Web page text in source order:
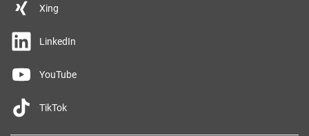
Xing
LinkedIn
YouTube
TikTok